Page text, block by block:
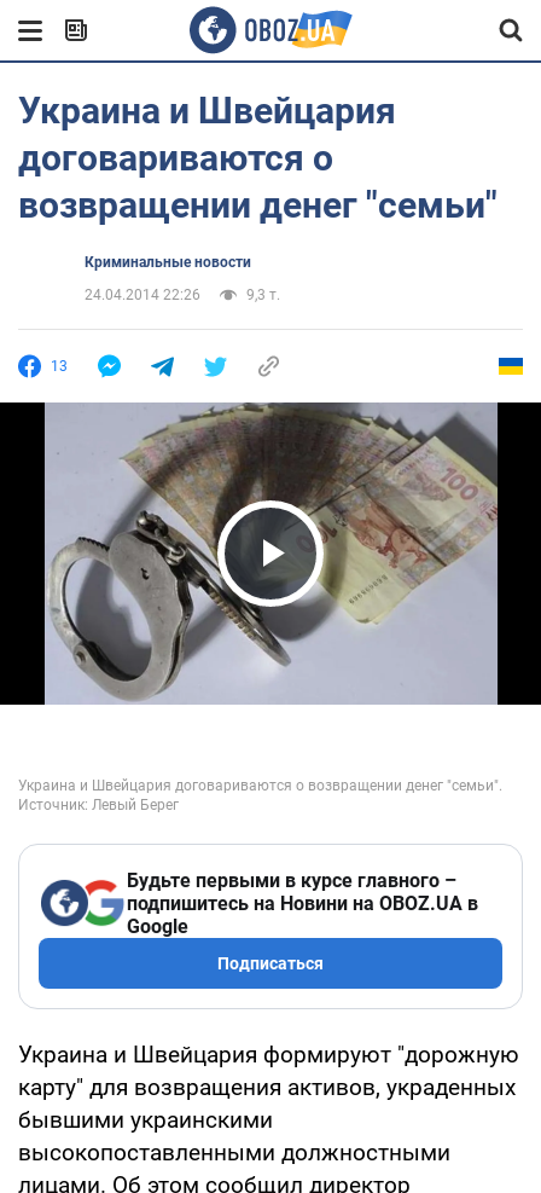
Украина и Швейцария
договариваются о
возвращении денег "семьи"
Криминальные новости
24.04.2014 22:26
9,3 т.
13
Play Video
Будьте первыми в курсе главного –
подпишитесь на Новини на OBOZ.UA в
Google
Подписаться
Украина и Швейцария формируют "дорожную
карту" для возвращения активов, украденных
бывшими украинскими
высокопоставленными должностными
лицами. Об этом сообщил директор